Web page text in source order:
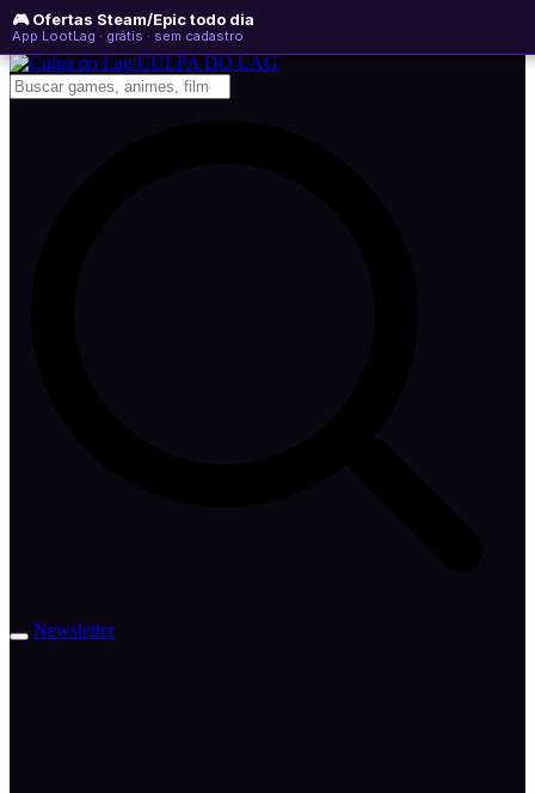
🎮 Ofertas Steam/Epic todo dia
App LootLag · grátis · sem cadastro
domingo, 09 de agosto de 2026 WhatsApp
Newsletter
CULPA DO LAG
Newsletter